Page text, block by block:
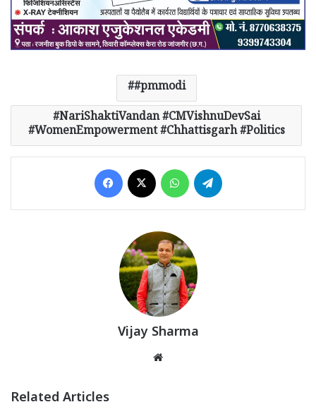
#pmmodi
NariShaktiVandan #CMVishnuDevSai
#WomenEmpowerment #Chhattisgarh #Politics
Facebook WhatsApp
Vijay Sharma
Related Articles